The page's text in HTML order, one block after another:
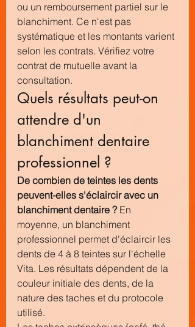
ou un remboursement partiel sur le
blanchiment. Ce n'est pas
systématique et les montants varient
selon les contrats. Vérifiez votre
contrat de mutuelle avant la
consultation.
Quels résultats peut-on
attendre d'un
blanchiment dentaire
professionnel ?
De combien de teintes les dents
peuvent-elles s'éclaircir avec un
blanchiment dentaire ? En
moyenne, un blanchiment
professionnel permet d'éclaircir les
dents de 4 à 8 teintes sur l'échelle
Vita. Les résultats dépendent de la
couleur initiale des dents, de la
nature des taches et du protocole
utilisé.